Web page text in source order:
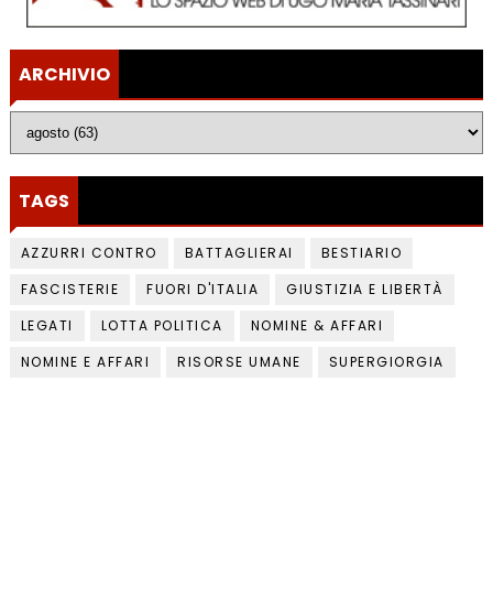
ARCHIVIO
TAGS
AZZURRI CONTRO BATTAGLIERAI
BESTIARIO
FASCISTERIE
FUORI D'ITALIA
GIUSTIZIA E LIBERTÀ
LEGATI
LOTTA POLITICA
NOMINE & AFFARI
NOMINE E AFFARI
RISORSE UMANE SUPERGIORGIA